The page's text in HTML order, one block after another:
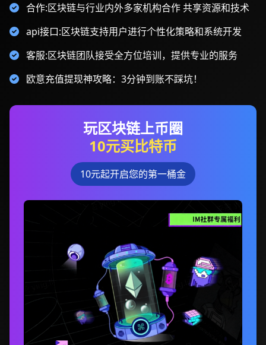
合作:区块链与行业内外多家机构合作 共享资源和技术
api接口:区块链支持用户进行个性化策略和系统开发
客服:区块链团队接受全方位培训，提供专业的服务
欧意充值提现神攻略：3分钟到账不踩坑！
玩区块链上币圈
10元买比特币
10元起开启您的第一桶金